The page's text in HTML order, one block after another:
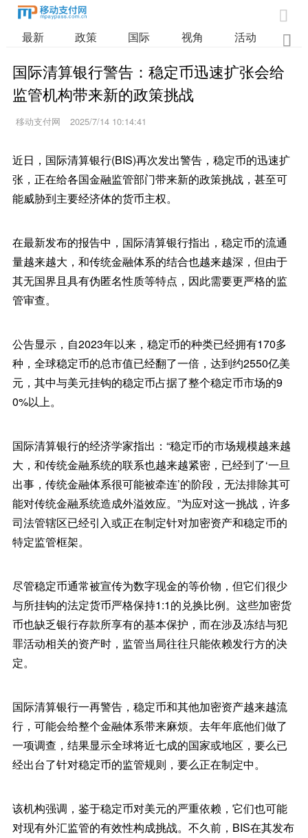

最新 政策 国际 视角 活动 业

国际清算银行警告：稳定币迅速扩张会给
监管机构带来新的政策挑战
移动支付网 2025/7/14 10:14:41
近日，国际清算银行(BIS)再次发出警告，稳定币的迅速扩
张，正在给各国金融监管部门带来新的政策挑战，甚至可
能威胁到主要经济体的货币主权。
在最新发布的报告中，国际清算银行指出，稳定币的流通
量越来越大，和传统金融体系的结合也越来越深，但由于
其无国界且具有伪匿名性质等特点，因此需要更严格的监
管审查。
公告显示，自2023年以来，稳定币的种类已经拥有170多
种，全球稳定币的总市值已经翻了一倍，达到约2550亿美
元，其中与美元挂钩的稳定币占据了整个稳定币市场的9
0%以上。
国际清算银行的经济学家指出：“稳定币的市场规模越来越
大，和传统金融系统的联系也越来越紧密，已经到了‘一旦
出事，传统金融体系很可能被牵连’的阶段，无法排除其可
能对传统金融系统造成外溢效应。”为应对这一挑战，许多
司法管辖区已经引入或正在制定针对加密资产和稳定币的
特定监管框架。
尽管稳定币通常被宣传为数字现金的等价物，但它们很少
与所挂钩的法定货币严格保持1:1的兑换比例。这些加密货
币也缺乏银行存款所享有的基本保护，而在涉及冻结与犯
罪活动相关的资产时，监管当局往往只能依赖发行方的决
定。
国际清算银行一再警告，稳定币和其他加密资产越来越流
行，可能会给整个金融体系带来麻烦。去年年底他们做了
一项调查，结果显示全球将近七成的国家或地区，要么已
经出台了针对稳定币的监管规则，要么正在制定中。
该机构强调，鉴于稳定币对美元的严重依赖，它们也可能
对现有外汇监管的有效性构成挑战。不久前，BIS在其发布